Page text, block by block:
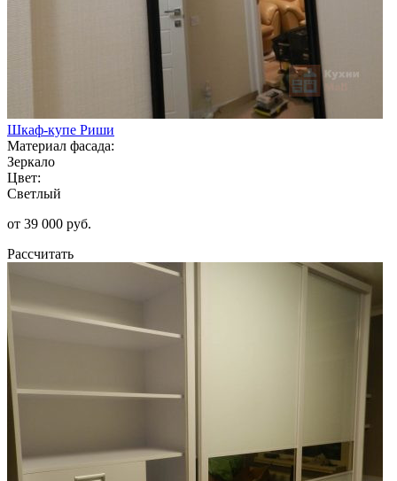
Шкаф-купе Риши
Материал фасада:
Зеркало
Цвет:
Светлый
от 39 000 руб.
Рассчитать